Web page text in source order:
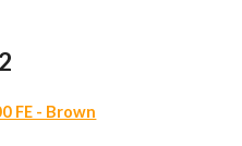
FE - Brown